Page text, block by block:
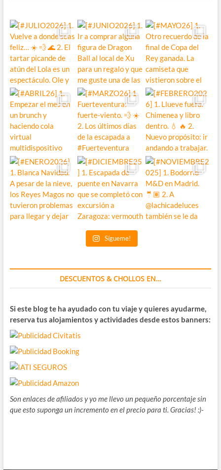
Sígueme!
DESCUENTOS & CHOLLOS EN…
Si este blog te ha ayudado con tu viaje y quieres ayudarme,
reserva tus alojamientos y actividades desde estos banners:
Son enlaces de afiliados y yo me llevo un pequeño porcentaje sin
que esto suponga un incremento en el precio para ti. Gracias! :)-